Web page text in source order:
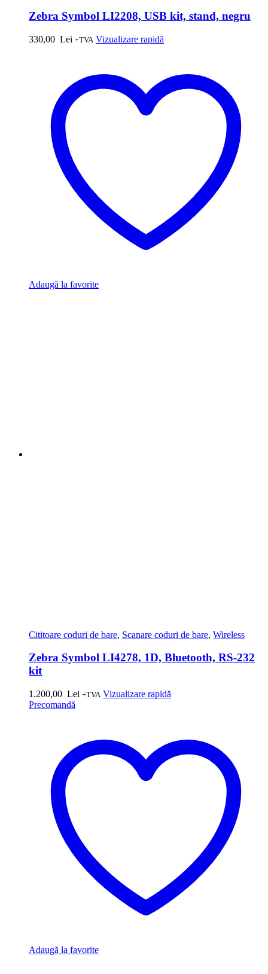
Zebra Symbol LI2208, USB kit, stand, negru
330,00 Lei +TVA Vizualizare rapidă
Adaugă la favorite
Cititoare coduri de bare, Scanare coduri de bare, Wireless
Zebra Symbol LI4278, 1D, Bluetooth, RS-232
kit
1.200,00 Lei +TVA Vizualizare rapidă
Precomandă
Adaugă la favorite